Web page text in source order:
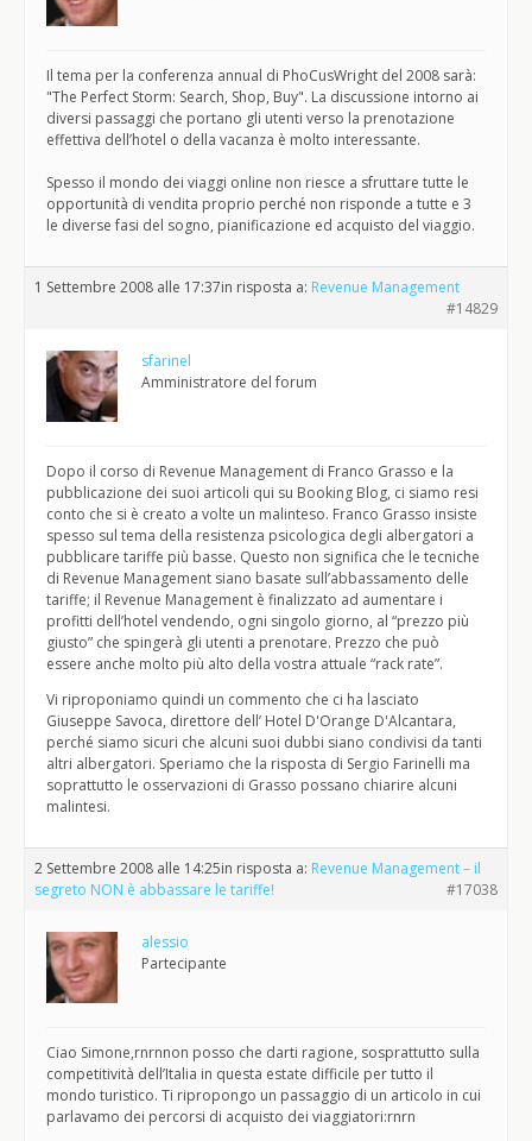
Il tema per la conferenza annual di PhoCusWright del 2008 sarà:
"The Perfect Storm: Search, Shop, Buy". La discussione intorno ai
diversi passaggi che portano gli utenti verso la prenotazione
effettiva dell’hotel o della vacanza è molto interessante.
Spesso il mondo dei viaggi online non riesce a sfruttare tutte le
opportunità di vendita proprio perché non risponde a tutte e 3
le diverse fasi del sogno, pianificazione ed acquisto del viaggio.
1 Settembre 2008 alle 17:37in risposta a: Revenue Management
#14829
sfarinel
Amministratore del forum
Dopo il corso di Revenue Management di Franco Grasso e la
pubblicazione dei suoi articoli qui su Booking Blog, ci siamo resi
conto che si è creato a volte un malinteso. Franco Grasso insiste
spesso sul tema della resistenza psicologica degli albergatori a
pubblicare tariffe più basse. Questo non significa che le tecniche
di Revenue Management siano basate sull’abbassamento delle
tariffe; il Revenue Management è finalizzato ad aumentare i
profitti dell’hotel vendendo, ogni singolo giorno, al “prezzo più
giusto” che spingerà gli utenti a prenotare. Prezzo che può
essere anche molto più alto della vostra attuale “rack rate”.
Vi riproponiamo quindi un commento che ci ha lasciato
Giuseppe Savoca, direttore dell’ Hotel D'Orange D'Alcantara,
perché siamo sicuri che alcuni suoi dubbi siano condivisi da tanti
altri albergatori. Speriamo che la risposta di Sergio Farinelli ma
soprattutto le osservazioni di Grasso possano chiarire alcuni
malintesi.
2 Settembre 2008 alle 14:25in risposta a: Revenue Management – il
segreto NON è abbassare le tariffe!
#17038
alessio
Partecipante
Ciao Simone,rnrnnon posso che darti ragione, sosprattutto sulla
competitività dell’Italia in questa estate difficile per tutto il
mondo turistico. Ti ripropongo un passaggio di un articolo in cui
parlavamo dei percorsi di acquisto dei viaggiatori:rnrn